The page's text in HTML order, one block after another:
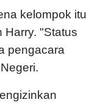
kelompok itu
Harry. "Status
pengacara